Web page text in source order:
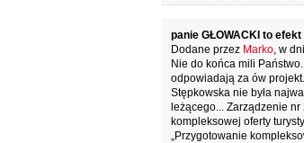
panie GŁOWACKI to
Dodane przez Marko, w
Nie do końca mili
odpowiadają za ów
Stępkowska nie była
leżącego... Zarządzenie
kompleksowej oferty
„Przygotowanie